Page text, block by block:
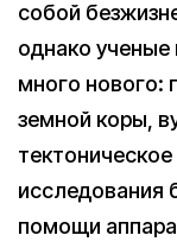
собой
однако ученые
много нового:
земной коры,
исследования
помощи